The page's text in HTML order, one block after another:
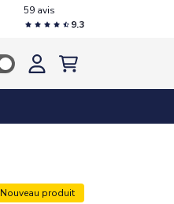
59 avis
9.3
Nouveau produit